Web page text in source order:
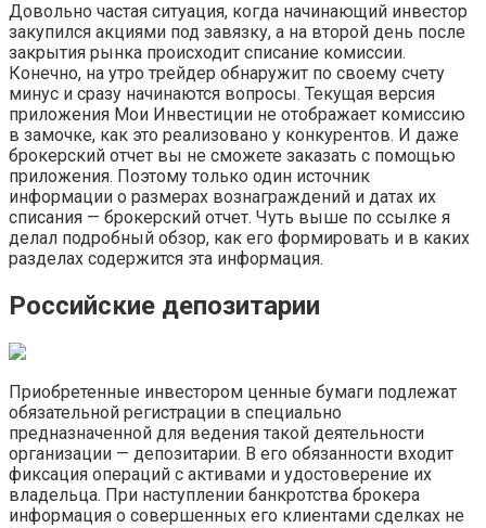
Довольно частая ситуация, когда начинающий инвестор
закупился акциями под завязку, а на второй день после
закрытия рынка происходит списание комиссии.
Конечно, на утро трейдер обнаружит по своему счету
минус и сразу начинаются вопросы. Текущая версия
приложения Мои Инвестиции не отображает комиссию
в замочке, как это реализовано у конкурентов. И даже
брокерский отчет вы не сможете заказать с помощью
приложения. Поэтому только один источник
информации о размерах вознаграждений и датах их
списания — брокерский отчет. Чуть выше по ссылке я
делал подробный обзор, как его формировать и в каких
разделах содержится эта информация.
Российские депозитарии
Приобретенные инвестором ценные бумаги подлежат
обязательной регистрации в специально
предназначенной для ведения такой деятельности
организации — депозитарии. В его обязанности входит
фиксация операций с активами и удостоверение их
владельца. При наступлении банкротства брокера
информация о совершенных его клиентами сделках не